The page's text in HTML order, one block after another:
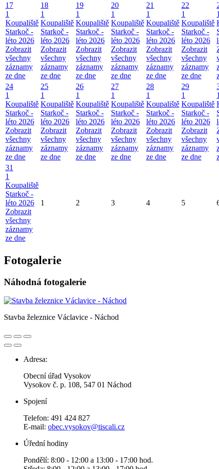
17
1
Koupaliště
Starkoč -
léto 2026
Zobrazit
všechny
záznamy
ze dne
18
1
Koupaliště
Starkoč -
léto 2026
Zobrazit
všechny
záznamy
ze dne
19
1
Koupaliště
Starkoč -
léto 2026
Zobrazit
všechny
záznamy
ze dne
20
1
Koupaliště
Starkoč -
léto 2026
Zobrazit
všechny
záznamy
ze dne
21
1
Koupaliště
Starkoč -
léto 2026
Zobrazit
všechny
záznamy
ze dne
22
1
Koupaliště
Starkoč -
léto 2026
Zobrazit
všechny
záznamy
ze dne
24
1
Koupaliště
Starkoč -
léto 2026
Zobrazit
všechny
záznamy
ze dne
25
1
Koupaliště
Starkoč -
léto 2026
Zobrazit
všechny
záznamy
ze dne
26
1
Koupaliště
Starkoč -
léto 2026
Zobrazit
všechny
záznamy
ze dne
27
1
Koupaliště
Starkoč -
léto 2026
Zobrazit
všechny
záznamy
ze dne
28
1
Koupaliště
Starkoč -
léto 2026
Zobrazit
všechny
záznamy
ze dne
29
1
Koupaliště
Starkoč -
léto 2026
Zobrazit
všechny
záznamy
ze dne
31
1
Koupaliště
Starkoč -
léto 2026
Zobrazit
všechny
záznamy
ze dne
1 2 3 4 5
Fotogalerie
Náhodná fotogalerie
Stavba železnice Václavice - Náchod
Adresa:
Obecní úřad Vysokov
Vysokov č. p. 108, 547 01 Náchod
Spojení
Telefon: 491 424 827
E-mail: obec.vysokov@tiscali.cz
Úřední hodiny
Pondělí: 8:00 - 12:00 a 13:00 - 17:00 hod.